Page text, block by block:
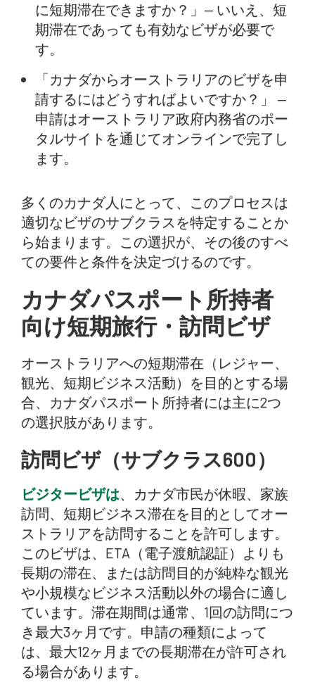
に短期滞在できますか？」— いいえ、短
期滞在であっても有効なビザが必要で
す。
「カナダからオーストラリアのビザを申
請するにはどうすればよいですか？」 —
申請はオーストラリア政府内務省のポー
タルサイトを通じてオンラインで完了し
ます。
多くのカナダ人にとって、このプロセスは
適切なビザのサブクラスを特定することか
ら始まります。この選択が、その後のすべ
ての要件と条件を決定づけるのです。
カナダパスポート所持者
向け短期旅行・訪問ビザ
オーストラリアへの短期滞在（レジャー、
観光、短期ビジネス活動）を目的とする場
合、カナダパスポート所持者には主に2つ
の選択肢があります。
訪問ビザ（サブクラス600）
ビジタービザは、カナダ市民が休暇、家族
訪問、短期ビジネス滞在を目的としてオー
ストラリアを訪問することを許可します。
このビザは、ETA（電子渡航認証）よりも
長期の滞在、または訪問目的が純粋な観光
や小規模なビジネス活動以外の場合に適し
ています。滞在期間は通常、1回の訪問につ
き最大3ヶ月です。申請の種類によって
は、最大12ヶ月までの長期滞在が許可され
る場合があります。